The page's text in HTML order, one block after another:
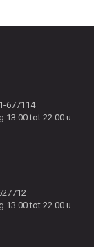
677114
tot 22.00 u.
13.00 tot 22.00 u.